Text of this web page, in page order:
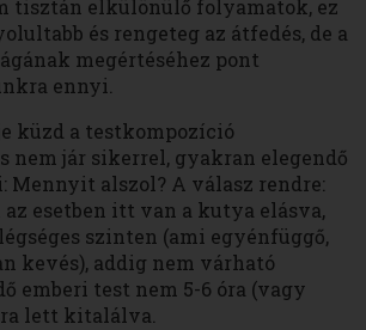
tisztán elkülönülő folyamatok, ez
és rengeteg az átfedés, de a
megértéséhez pont
ennyi.
küzd a testkompozíció
nem jár sikerrel, gyakran elegendő
Mennyit alszol? A válasz rendre:
az esetben itt van a kutya elásva,
szinten (ami egyénfüggő,
kevés), addig nem várható
emberi test nem 5-6 óra (vagy
lett kitalálva.